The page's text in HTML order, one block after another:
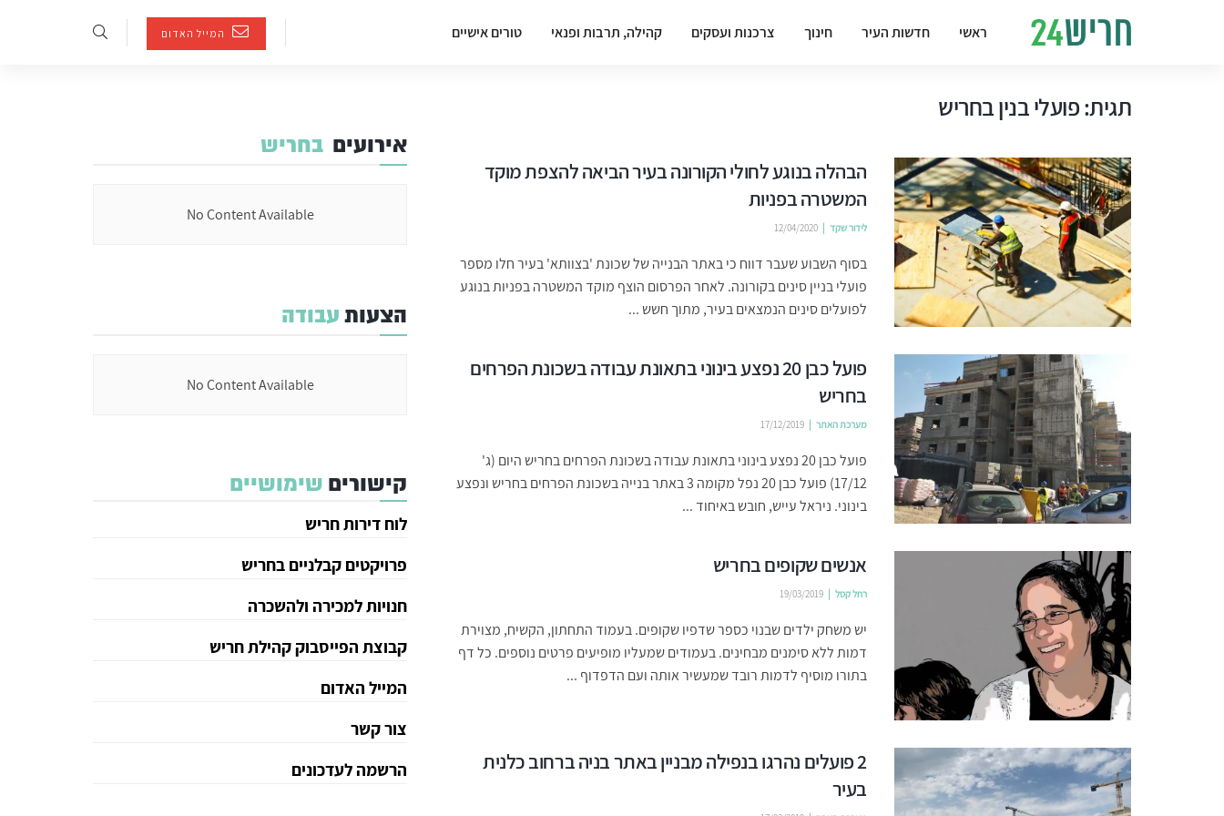
ראשי חדשות העיר חינוך צרכנות ועסקים קהילה, תרבות ופנאי טורים אישיים המייל האדום
תגית:פועלי בנין בחריש
הבהלה בנוגע לחולי הקורונה בעיר הביאה להצפת מוקד
המשטרה בפניות
לידור שקד 12/04/2020
בסוף השבוע שעבר דווח כי באתר הבנייה של שכונת 'בצוותא' בעיר חלו מספר
פועלי בניין סינים בקורונה. לאחר הפרסום הוצף מוקד המשטרה בפניות בנוגע
לפועלים סינים הנמצאים בעיר, מתוך חשש ...
פועל כבן 20 נפצע בינוני בתאונת עבודה בשכונת הפרחים
בחריש
מערכת האתר 17/12/2019
פועל כבן 20 נפצע בינוני בתאונת עבודה בשכונת הפרחים בחריש היום (ג'
17/12) פועל כבן 20 נפל מקומה 3 באתר בנייה בשכונת הפרחים בחריש ונפצע
בינוני. ניראל עייש, חובש באיחוד ...
אנשים שקופים בחריש
רחל קסל 19/03/2019
יש משחק ילדים שבנוי כספר שדפיו שקופים. בעמוד התחתון, הקשיח, מצוירת
דמות ללא סימנים מבחינים. בעמודים שמעליו מופיעים פרטים נוספים. כל דף
בתורו מוסיף לדמות רובד שמעשיר אותה ועם הדפדוף ...
2 פועלים נהרגו בנפילה מבניין באתר בניה ברחוב כלנית
בעיר
אירועים בחריש
No Content Available
הצעותעבודה
No Content Available
קישורים שימושיים
לוח דירות חריש
פרויקטים קבלניים בחריש
חנויות למכירה ולהשכרה
קבוצת הפייסבוק קהילת חריש
המייל האדום
צור קשר
הרשמה לעדכונים